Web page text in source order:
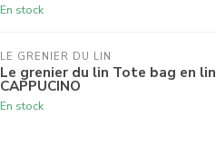
En stock
LE GRENIER DU LIN
Le grenier du lin Tote bag en lin
CAPPUCINO
En stock